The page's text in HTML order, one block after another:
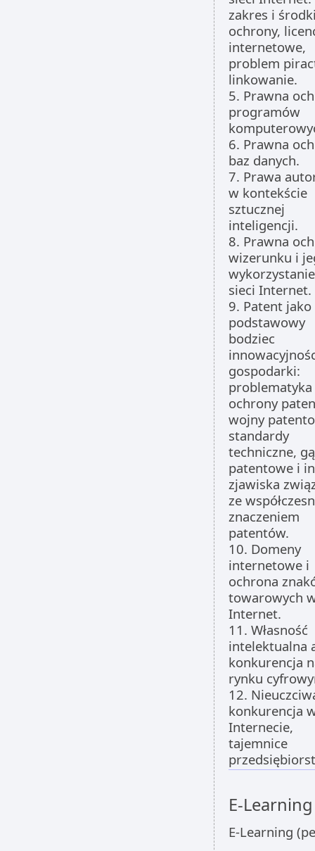
zakres i
ochrony,
internetowe,
problem
linkowanie.
5. Prawna
programów
6. Prawna
baz danych.
7. Prawa
w kontekście
sztucznej
inteligencji.
8. Prawna
wizerunku i
sieci Internet.
9. Patent jako
podstawowy
bodziec
gospodarki:
problematyka
ochrony
wojny
standardy
techniczne,
patentowe i
zjawiska
ze
znaczeniem
patentów.
10. Domeny
internetowe i
ochrona
towarowych
Internet.
11. Własność
intelektualna
konkurencja
rynku
12.
konkurencja
Internecie,
tajemnice
E-Learning
E-Learning